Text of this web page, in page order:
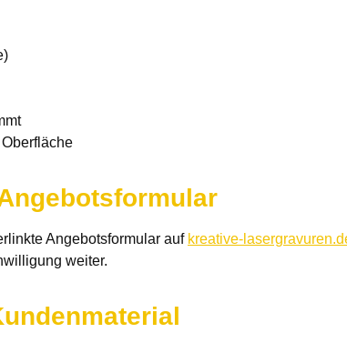
Angebotsformular auf kreative-
weiter.